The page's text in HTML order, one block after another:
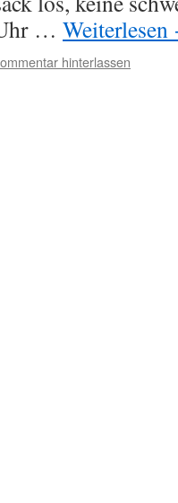
… Weiterlesen
hinterlassen